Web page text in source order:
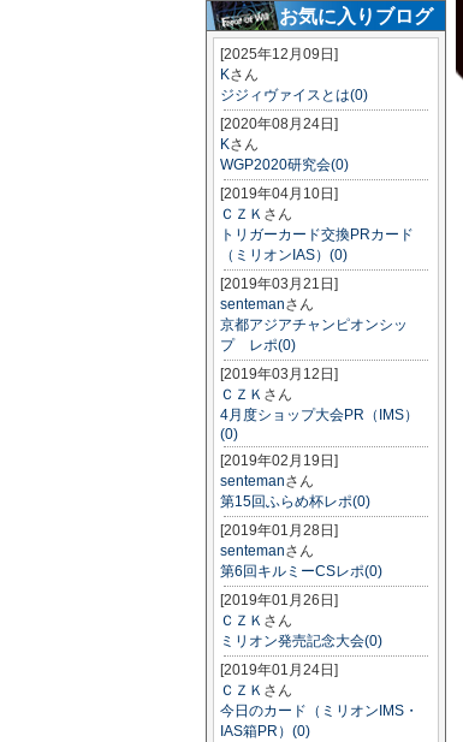
お気に入りブログ
[2025年12月09日]
Kさん
ジジィヴァイスとは(0)
[2020年08月24日]
Kさん
WGP2020研究会(0)
[2019年04月10日]
ＣＺＫ さん
トリガーカード交換PRカード
（ミリオンIAS）(0)
[2019年03月21日]
sentemanさん
京都アジアチャンピオンシッ
プ レポ(0)
[2019年03月12日]
ＣＺＫ さん
4月度ショップ大会PR（IMS）
(0)
[2019年02月19日]
sentemanさん
第15回ふらめ杯レポ(0)
[2019年01月28日]
sentemanさん
第6回キルミーCSレポ(0)
[2019年01月26日]
ＣＺＫ さん
ミリオン発売記念大会(0)
[2019年01月24日]
ＣＺＫ さん
今日のカード（ミリオンIMS・
IAS箱PR）(0)